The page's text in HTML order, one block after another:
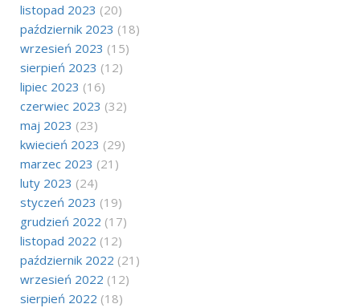
listopad 2023 (20)
październik 2023 (18)
wrzesień 2023 (15)
sierpień 2023 (12)
lipiec 2023 (16)
czerwiec 2023 (32)
maj 2023 (23)
kwiecień 2023 (29)
marzec 2023 (21)
luty 2023 (24)
styczeń 2023 (19)
grudzień 2022 (17)
listopad 2022 (12)
październik 2022 (21)
wrzesień 2022 (12)
sierpień 2022 (18)